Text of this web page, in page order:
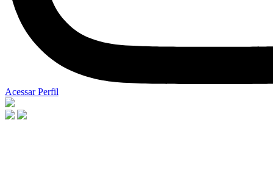
Acessar Perfil